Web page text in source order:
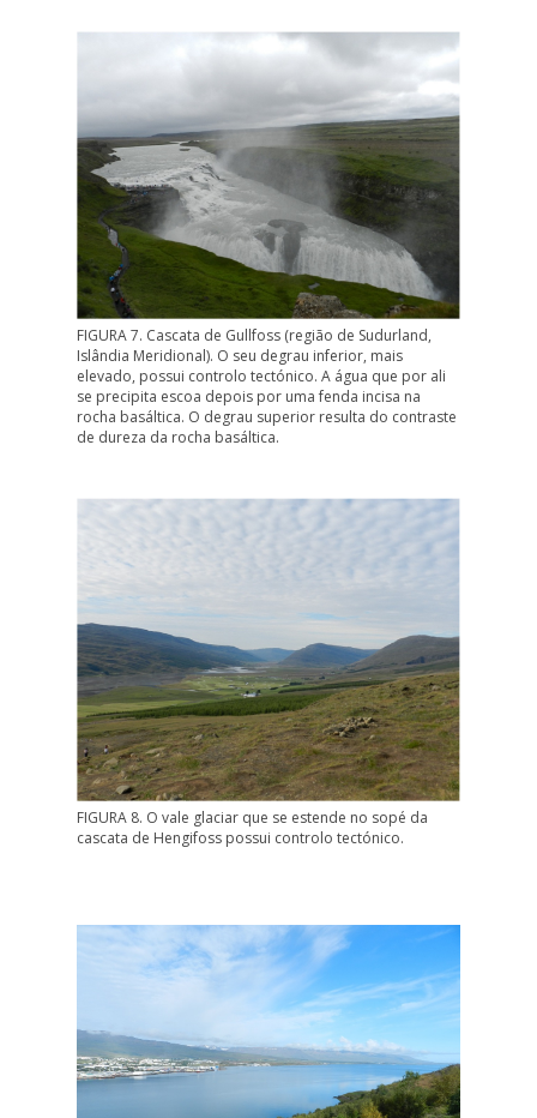
FIGURA 7. Cascata de Gullfoss (região de Sudurland,
Islândia Meridional). O seu degrau inferior, mais
elevado, possui controlo tectónico. A água que por ali
se precipita escoa depois por uma fenda incisa na
rocha basáltica. O degrau superior resulta do contraste
de dureza da rocha basáltica.
FIGURA 8. O vale glaciar que se estende no sopé da
cascata de Hengifoss possui controlo tectónico.